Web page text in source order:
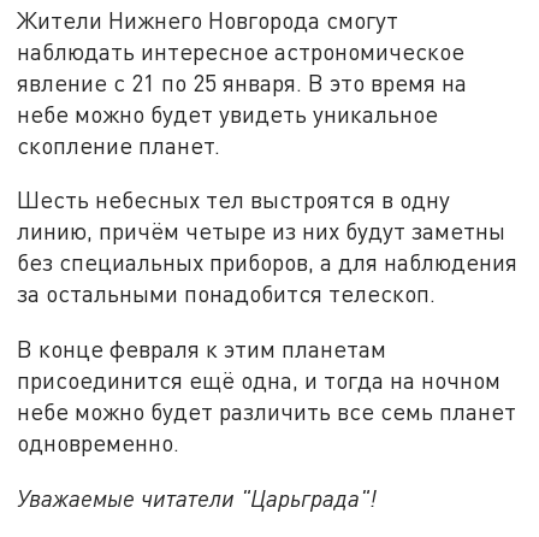
Жители Нижнего Новгорода смогут
наблюдать интересное астрономическое
явление с 21 по 25 января. В это время на
небе можно будет увидеть уникальное
скопление планет.
Шесть небесных тел выстроятся в одну
линию, причём четыре из них будут заметны
без специальных приборов, а для наблюдения
за остальными понадобится телескоп.
В конце февраля к этим планетам
присоединится ещё одна, и тогда на ночном
небе можно будет различить все семь планет
одновременно.
Уважаемые читатели "Царьграда"!